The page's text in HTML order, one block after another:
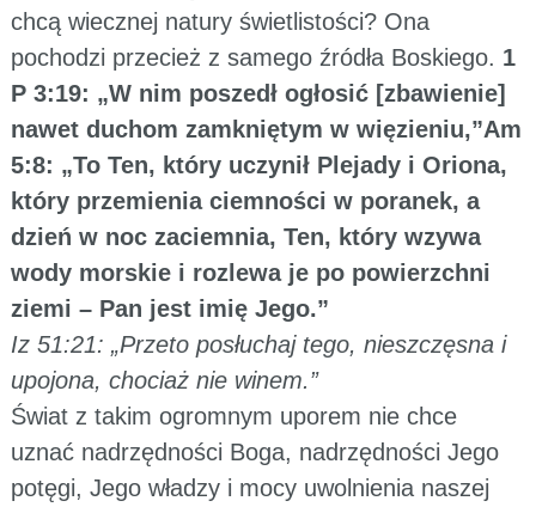
chcą wiecznej natury świetlistości? Ona
pochodzi przecież z samego źródła Boskiego. 1
P 3:19: „W nim poszedł ogłosić [zbawienie]
nawet duchom zamkniętym w więzieniu,”Am
5:8: „To Ten, który uczynił Plejady i Oriona,
który przemienia ciemności w poranek, a
dzień w noc zaciemnia, Ten, który wzywa
wody morskie i rozlewa je po powierzchni
ziemi – Pan jest imię Jego.”
Iz 51:21: „Przeto posłuchaj tego, nieszczęsna i
upojona, chociaż nie winem.”
Świat z takim ogromnym uporem nie chce
uznać nadrzędności Boga, nadrzędności Jego
potęgi, Jego władzy i mocy uwolnienia naszej